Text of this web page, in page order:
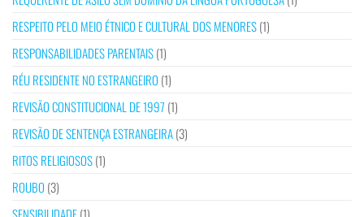
RESPEITO PELO MEIO ÉTNICO E CULTURAL DOS MENORES(1)
RESPONSABILIDADES PARENTAIS(1)
RÉU RESIDENTE NO ESTRANGEIRO (1)
REVISÃO CONSTITUCIONAL DE 1997 (1)
REVISÃO DE SENTENÇA ESTRANGEIRA(3)
RITOS RELIGIOSOS(1)
ROUBO (3)